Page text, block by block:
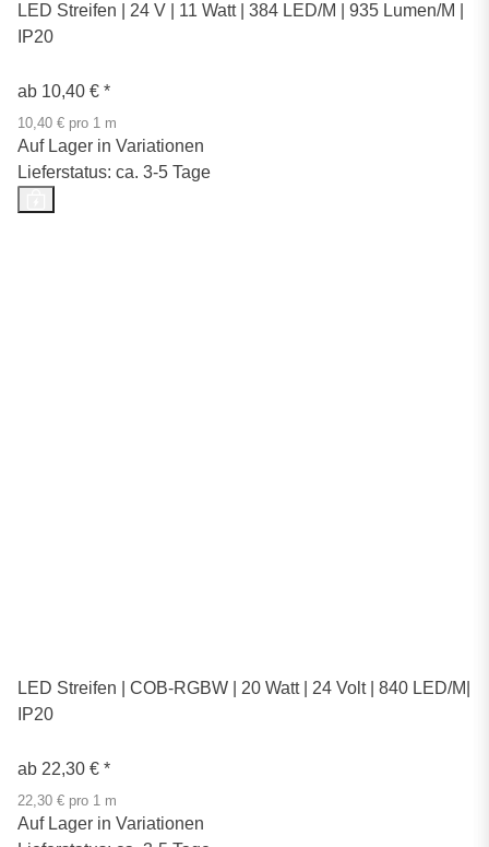
LED Streifen | 24 V | 11 Watt | 384 LED/M | 935 Lumen/M |
IP20
ab 10,40 € *
10,40 € pro 1 m
Auf Lager in Variationen
Lieferstatus: ca. 3-5 Tage
LED Streifen | COB-RGBW | 20 Watt | 24 Volt | 840 LED/M|
IP20
ab 22,30 € *
22,30 € pro 1 m
Auf Lager in Variationen